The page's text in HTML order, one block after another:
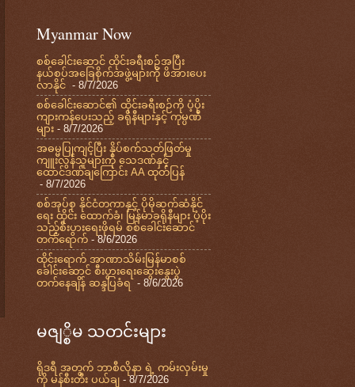
Myanmar Now
စစ်ခေါင်းဆောင် ထိုင်းခရီးစဉ်အပြီး
နယ်စပ်အခြေစိုက်အဖွဲ့များကို ဖိအားပေး
လာနိုင် - 8/7/2026
စစ်ခေါင်းဆောင်၏ ထိုင်းခရီးစဉ်ကို ပံ့ပိုး
ကျားကန်ပေးသည့် ခရိုနီများနှင့် ကုမ္ပဏီ
များ - 8/7/2026
အဓမ္မပြုကျင့်ပြီး နှိပ်စက်သတ်ဖြတ်မှု
ကျူးလွန်သူများကို သေဒဏ်နှင့်
ထောင်ဒဏ်ချကြောင်း AA ထုတ်ပြန်
- 8/7/2026
စစ်အုပ်စု နိုင်ငံတကာနှင့် ပိုမိုဆက်ဆံနိုင်
ရေး ထိုင်း ထောက်ခံ၊ မြန်မာခရိုနီများ ပံ့ပိုး
သည့်စီးပွားရေးဖိုရမ် စစ်ခေါင်းဆောင်
တက်ရောက် - 8/6/2026
ထိုင်းရောက် အာဏာသိမ်းမြန်မာစစ်
ခေါင်းဆောင် စီးပွားရေးဆွေးနွေးပွဲ
တက်နေချိန် ဆန္ဒပြခံရ - 8/6/2026
မဇျ္စိမ သတင်းများ
ရိုဒရီ အတွက် ဘာစီလိုနာ ရဲ့ ကမ်းလှမ်းမှု
ကို မန်စီးတီး ပယ်ချ - 8/7/2026